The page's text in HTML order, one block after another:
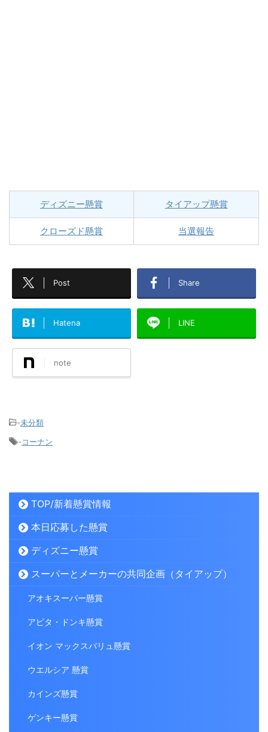
ディズニー懸賞 タイアップ懸賞
クローズド懸賞 当選報告
Post Share
Hatena LINE
note
-未分類
-コーナン
TOP/新着懸賞情報
本日応募した懸賞
ディズニー懸賞
スーパーとメーカーの共同企画（タイアップ）
アオキスーパー懸賞
アピタ・ドンキ懸賞
イオン マックスバリュ懸賞
ウエルシア 懸賞
カインズ懸賞
ゲンキー懸賞